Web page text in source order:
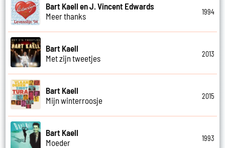
Bart Kaell en J. Vincent Edwards
Meer thanks
1994
Bart Kaell
Met zijn tweetjes
2013
Bart Kaell
Mijn winterroosje
2015
Bart Kaell
Moeder
1993